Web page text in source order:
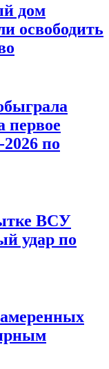
дом
освободить
первое
по
ВСУ
удар по